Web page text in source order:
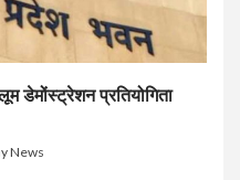
डेमोंस्ट्रेशन प्रतियोगिता
News